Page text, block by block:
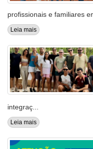
profissionais e familiares
Leia mais
integraç...
Leia mais